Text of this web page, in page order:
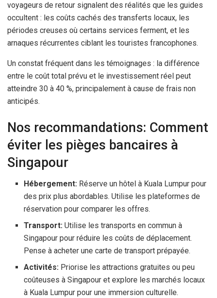
voyageurs de retour signalent des réalités que les guides
occultent : les coûts cachés des transferts locaux, les
périodes creuses où certains services ferment, et les
arnaques récurrentes ciblant les touristes francophones.
Un constat fréquent dans les témoignages : la différence
entre le coût total prévu et le investissement réel peut
atteindre 30 à 40 %, principalement à cause de frais non
anticipés.
Nos recommandations: Comment
éviter les pièges bancaires à
Singapour
Hébergement: Réserve un hôtel à Kuala Lumpur pour
des prix plus abordables. Utilise les plateformes de
réservation pour comparer les offres.
Transport: Utilise les transports en commun à
Singapour pour réduire les coûts de déplacement.
Pense à acheter une carte de transport prépayée.
Activités: Priorise les attractions gratuites ou peu
coûteuses à Singapour et explore les marchés locaux
à Kuala Lumpur pour une immersion culturelle.